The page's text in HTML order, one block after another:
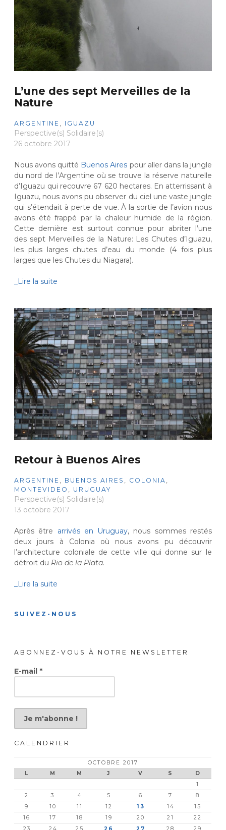
L’une des sept Merveilles de la
Nature
ARGENTINE IGUAZU
Perspective(s) Solidaire(s)
26 octobre 2017
Nous avons quitté Buenos Aires pour aller dans la jungle
du nord de l’Argentine où se trouve la réserve naturelle
d’Iguazu qui recouvre 67 620 hectares. En atterrissant à
Iguazu, nous avons pu observer du ciel une vaste jungle
qui s’étendait à perte de vue. À la sortie de l’avion nous
avons été frappé par la chaleur humide de la région.
Cette dernière est surtout connue pour abriter l’une
des sept Merveilles de la Nature: Les Chutes d’Iguazu,
les plus larges chutes d’eau du monde (4 fois plus
larges que les Chutes du Niagara).
_Lire la suite
Retour à Buenos Aires
ARGENTINE BUENOS AIRES COLONIA
MONTEVIDEO
URUGUAY
Perspective(s) Solidaire(s)
13 octobre 2017
Après être arrivés en Uruguay, nous sommes restés
deux jours à Colonia où nous avons pu découvrir
l’architecture coloniale de cette ville qui donne sur le
détroit du Rio de la Plata.
_Lire la suite
SUIVEZ-NOUS
ABONNEZ-VOUS À NOTRE NEWSLETTER
E-mail *
CALENDRIER
OCTOBRE 2017
L
M M J V S
D
1
2
3 4 5 6 7
8
9
10 11 12 13 14
15
16
17 18 19 20 21
22